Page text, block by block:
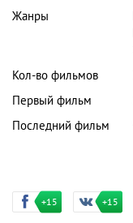
Жанры
Кол-во фильмов
Первый фильм
Последний фильм
+15 +15